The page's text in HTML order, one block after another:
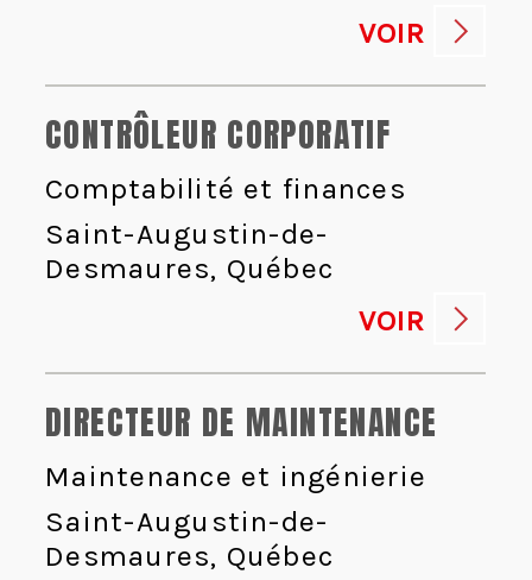
VOIR
CONTRÔLEUR CORPORATIF
Comptabilité et finances
Saint-Augustin-de-
Desmaures, Québec
VOIR
DIRECTEUR DE MAINTENANCE
Maintenance et ingénierie
Saint-Augustin-de-
Desmaures, Québec